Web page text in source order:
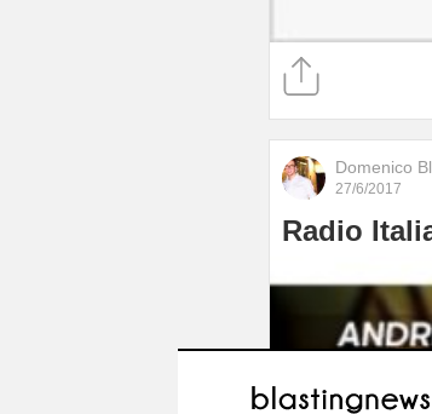
Domenico
27/6/2017
Radio